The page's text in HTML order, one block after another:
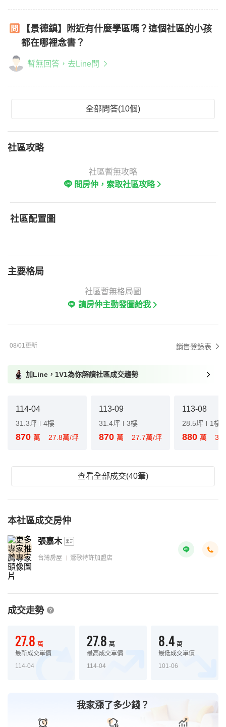
【景德鎮】附近有什麼學區嗎？這個社區的小孩
都在哪裡念書？
暫無回答，去Line問
全部問答(10個)
社區攻略
社區暫無攻略
問房仲，索取社區攻略
社區配置圖
主要格局
社區暫無格局圖
請房仲主動發圖給我
08/01更新 銷售登錄表
加Line，1V1為你解讀社區成交趨勢
114-04
31.3坪 4樓
870 萬 27.8萬/坪
113-09
31.4坪 3樓
870 萬 27.7萬/坪
113-08
28.5坪 1樓
880 萬
查看全部成交(40筆)
本社區成交房仲
張嘉木
台灣房屋 鶯歌特許加盟店
成交走勢
27.8 萬
最新成交單價
114-04
27.8 萬
最高成交單價
114-04
8.4 萬
最低成交單價
101-06
我家漲了多少錢？